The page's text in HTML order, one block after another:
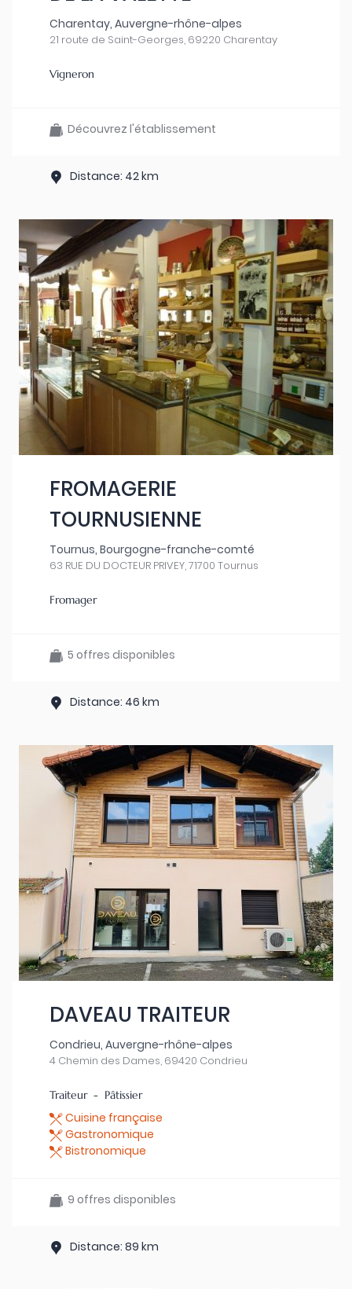
Charentay, Auvergne-rhône-alpes
21 route de Saint-Georges, 69220 Charentay
Vigneron
Découvrez l'établissement
Distance: 42 km
FROMAGERIE
TOURNUSIENNE
Tournus, Bourgogne-franche-comté
63 RUE DU DOCTEUR PRIVEY, 71700 Tournus
Fromager
5 offres disponibles
Distance: 46 km
DAVEAU TRAITEUR
Condrieu, Auvergne-rhône-alpes
4 Chemin des Dames, 69420 Condrieu
Traiteur - Pâtissier
Cuisine française
Gastronomique
Bistronomique
9 offres disponibles
Distance: 89 km